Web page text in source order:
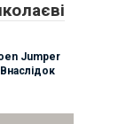
Jumper